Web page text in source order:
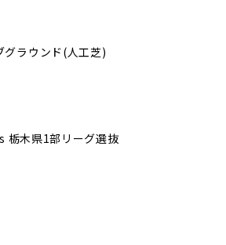
ラウンド(人工芝)
栃木県1部リーグ選抜